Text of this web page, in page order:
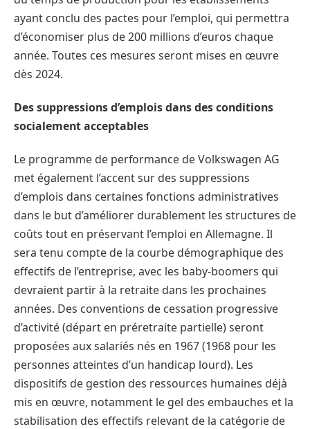
ayant conclu des pactes pour l’emploi, qui permettra
d’économiser plus de 200 millions d’euros chaque
année. Toutes ces mesures seront mises en œuvre
dès 2024.
Des suppressions d’emplois dans des conditions
socialement acceptables
Le programme de performance de Volkswagen AG
met également l’accent sur des suppressions
d’emplois dans certaines fonctions administratives
dans le but d’améliorer durablement les structures de
coûts tout en préservant l’emploi en Allemagne. Il
sera tenu compte de la courbe démographique des
effectifs de l’entreprise, avec les baby-boomers qui
devraient partir à la retraite dans les prochaines
années. Des conventions de cessation progressive
d’activité (départ en préretraite partielle) seront
proposées aux salariés nés en 1967 (1968 pour les
personnes atteintes d’un handicap lourd). Les
dispositifs de gestion des ressources humaines déjà
mis en œuvre, notamment le gel des embauches et la
stabilisation des effectifs relevant de la catégorie de